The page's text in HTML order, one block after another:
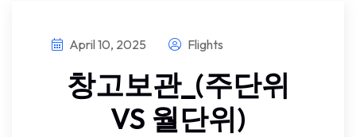
April 10, 2025 Flights
창고보관_(주단위
VS 월단위)